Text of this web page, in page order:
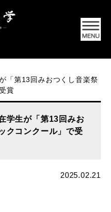
「第13回みおつくし音楽祭
賞
学生が「第13回みお
クコンクール」で受
2025.02.21